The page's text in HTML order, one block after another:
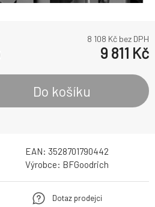
8 108 Kč bez DPH
9 811 Kč
Do košíku
EAN: 3528701790442
Výrobce: BFGoodrich
Dotaz prodejci